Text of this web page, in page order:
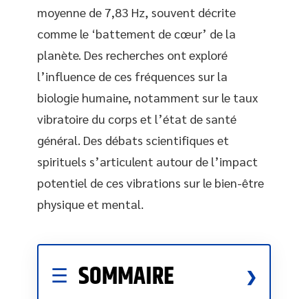
moyenne de 7,83 Hz, souvent décrite
comme le ‘battement de cœur’ de la
planète. Des recherches ont exploré
l’influence de ces fréquences sur la
biologie humaine, notamment sur le taux
vibratoire du corps et l’état de santé
général. Des débats scientifiques et
spirituels s’articulent autour de l’impact
potentiel de ces vibrations sur le bien-être
physique et mental.
SOMMAIRE